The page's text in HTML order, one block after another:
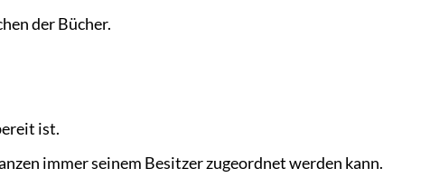
der Bücher.
ist.
immer seinem Besitzer zugeordnet werden kann.